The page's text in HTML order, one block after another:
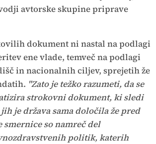
avtorske skupine priprave
dokument ni nastal na podlagi
ene vlade, temveč na podlagi
in nacionalnih ciljev, sprejetih že
"Zato je težko razumeti, da se
strokovni dokument, ki sledi
je država sama določila že pred
so namreč del
politik, katerih